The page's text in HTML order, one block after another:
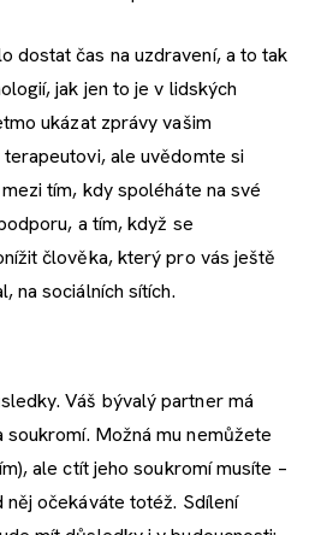
dostat čas na uzdravení, a to tak
jak jen to je v lidských
ukázat zprávy vašim
ale uvědomte si
tím, kdy spoléháte na své
a tím, když se
člověka, který pro vás ještě
na sociálních sítích.
Váš bývalý partner má
Možná mu nemůžete
ale ctít jeho soukromí musíte –
očekáváte totéž. Sdílení